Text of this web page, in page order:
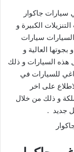
سيارات جاكوار
الكبيرة و
سيارات
العالية و
هذه السيارات و ذلك
للسيارات في
على اخر
رمضان 1437 في المملكة و ذلك من خلال
جديد .